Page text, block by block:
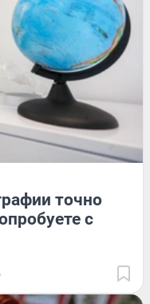
точно
с